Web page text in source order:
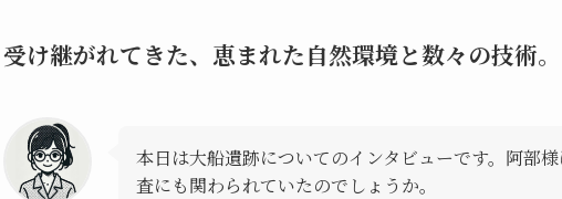
受け継がれてきた、恵まれた自然環境と数々の技術。
本日は大船遺跡についてのインタビューです。阿部
査にも関わられていたのでしょうか。